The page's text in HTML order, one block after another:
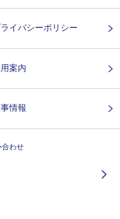
イバシーポリシー
案内
情報
合わせ